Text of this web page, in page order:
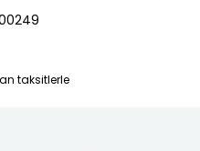
taksitlerle